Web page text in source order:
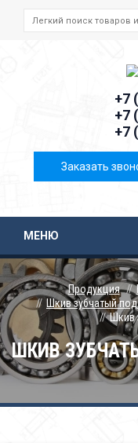
+7
+7
+7
Заказать
МЕНЮ
Продукция
Шкив зубчатый под
Шкив
ШКИВ